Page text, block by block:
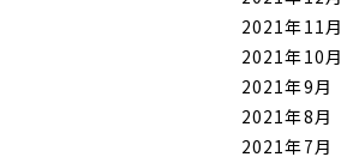
2021年11月
2021年10月
2021年9月
2021年8月
2021年7月